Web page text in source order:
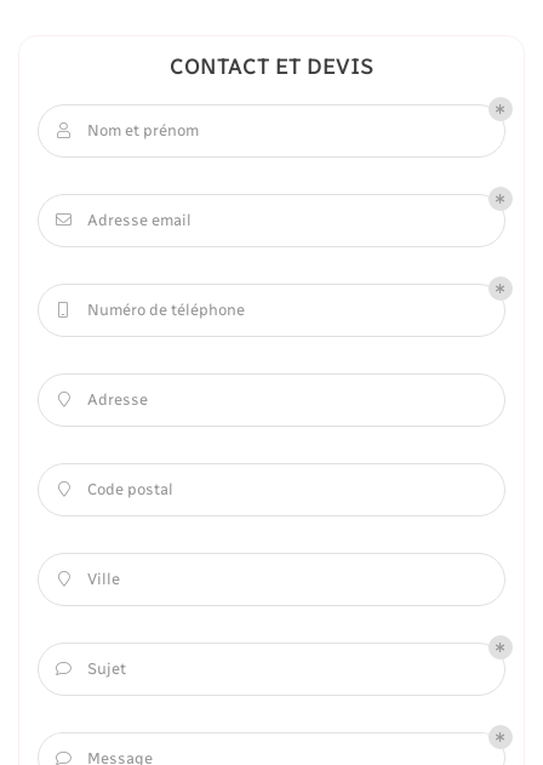
CONTACT ET DEVIS
 Nom et prénom
 Adresse email
Numéro de téléphone
 Adresse
 Code postal
 Ville
 Sujet
 Message